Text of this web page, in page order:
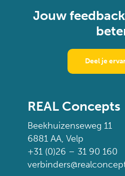
Jouw
Deel je
REAL Concepts
Beekhuizenseweg 11
6881 AA, Velp
+31 (0)26 – 31 90 160